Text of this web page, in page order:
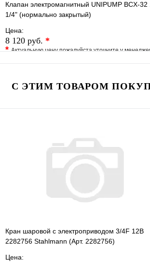
Клапан электромагнитный UNIPUMP BCX-32
1/4" (нормально закрытый)
Цена:
8 120 руб. *
*Актуальную цену пожалуйста уточните у
В избранное Сравнение
В корзину
С ЭТИМ ТОВАРОМ
Кран шаровой с электроприводом 3/4F 12В
2282756 Stahlmann (Арт. 2282756)
Цена: